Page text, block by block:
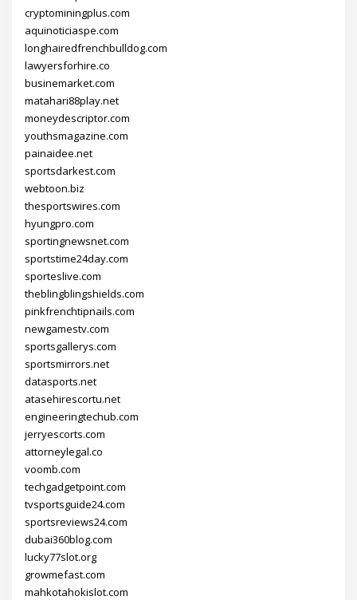
cryptominingplus.com
aquinoticiaspe.com
longhairedfrenchbulldog.com
lawyersforhire.co
businemarket.com
matahari88play.net
moneydescriptor.com
youthsmagazine.com
painaidee.net
sportsdarkest.com
webtoon.biz
thesportswires.com
hyungpro.com
sportingnewsnet.com
sportstime24day.com
sporteslive.com
theblingblingshields.com
pinkfrenchtipnails.com
newgamestv.com
sportsgallerys.com
sportsmirrors.net
datasports.net
atasehirescortu.net
engineeringtechub.com
jerryescorts.com
attorneylegal.co
voomb.com
techgadgetpoint.com
tvsportsguide24.com
sportsreviews24.com
dubai360blog.com
lucky77slot.org
growmefast.com
mahkotahokislot.com